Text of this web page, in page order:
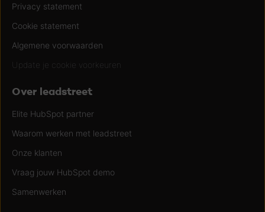
Privacy statement
Cookie statement
Algemene voorwaarden
Update je cookie voorkeuren
Over leadstreet
Elite HubSpot partner
Waarom werken met leadstreet
Onze klanten
Vraag jouw HubSpot demo
Samenwerken